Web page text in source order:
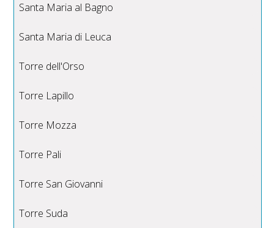
Santa Maria al Bagno
Santa Maria di Leuca
Torre dell'Orso
Torre Lapillo
Torre Mozza
Torre Pali
Torre San Giovanni
Torre Suda